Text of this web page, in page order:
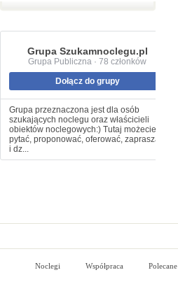
Grupa Szukamnoclegu.pl
Grupa Publiczna · 78 członków
Dołącz do grupy
Grupa przeznaczona jest dla osób
szukających noclegu oraz właścicieli
obiektów noclegowych:) Tutaj możecie
pytać, proponować, oferować, zapraszać
i dz...
Noclegi Współpraca Polecane